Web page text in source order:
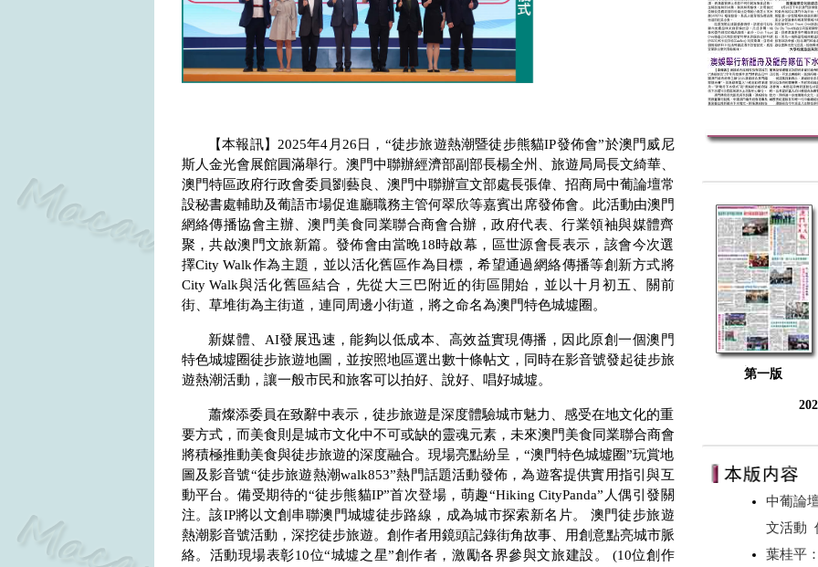
【本報訊】 2025年4月 26 日，“徒步旅遊熱潮暨徒步熊貓IP發佈會”於澳門威尼
斯人金光會展館圓滿舉行。澳門中聯辦經濟部副部長楊全州、旅遊局局長文綺華、
澳門特區政府行政會委員劉藝良、澳門中聯辦宣文部處長張偉、招商局中葡論壇常
設秘書處輔助及葡語市場促進廳職務主管何翠欣等嘉賓出席發佈會。此活動由澳門
網絡傳播協會主辦、澳門美食同業聯合商會合辦，政府代表、行業領袖與媒體齊
聚，共啟澳門文旅新篇。發佈會由當晚18時啟幕，區世源會長表示，該會今次選
擇City Walk作為主題，並以活化舊區作為目標，希望通過網絡傳播等創新方式將
City Walk與活化舊區結合，先從大三巴附近的街區開始，並以十月初五、關前
街、草堆街為主街道，連同周邊小街道，將之命名為澳門特色城墟圈。
新媒體、 AI發展迅速，能夠以低成本、高效益實現傳播，因此原創一個澳門
特色城墟圈徒步旅遊地圖，並按照地區選出數十條帖文，同時在影音號發起徒步旅
遊熱潮活動，讓一般市民和旅客可以拍好、說好、唱好城墟。
蕭燦添委員在致辭中表示，徒步旅遊是深度體驗城市魅力、感受在地文化的重
要方式，而美食則是城市文化中不可或缺的靈魂元素，未來澳門美食同業聯合商會
將積極推動美食與徒步旅遊的深度融合。現場亮點紛呈，“澳門特色城墟圈”玩賞地
圖及影音號“徒步旅遊熱潮walk853”熱門話題活動發佈，為遊客提供實用指引與互
動平台。備受期待的“徒步熊貓IP”首次登場，萌趣“Hiking CityPanda”人偶引發關
注。該IP將以文創串聯澳門城墟徒步路線，成為城市探索新名片。 澳門徒步旅遊
熱潮影音號活動，深挖徒步旅遊。創作者用鏡頭記錄街角故事、用創意點亮城市脈
絡。活動現場表彰10位“城墟之星”創作者，激勵各界參與文旅建設。 (10位創作
第一版
中葡論
文活動
葉桂平